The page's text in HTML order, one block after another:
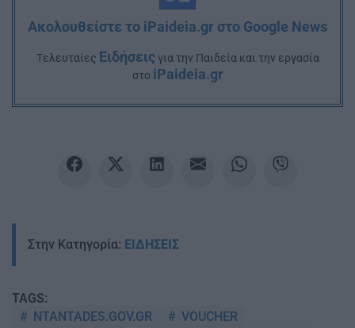
Ακολουθείστε το iPaideia.gr στο Google News
Tελευταίες Ειδήσειςγια την Παιδεία και την εργασία
στο iPaideia.gr
Στην Κατηγορία: ΕΙΔΗΣΕΙΣ
TAGS:
NTANTADES.GOV.GR
VOUCHER